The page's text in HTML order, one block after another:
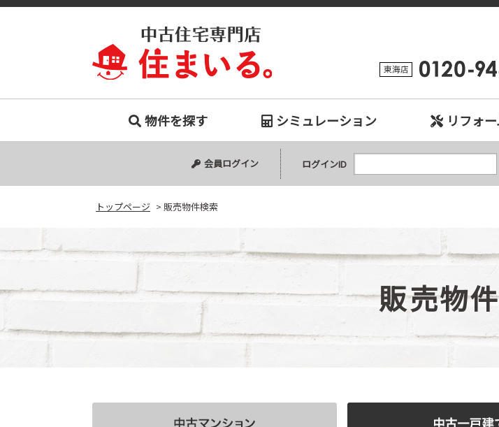
販売物件検索｜名古屋市、日進市、東郷町、豊明市、
物件を探す
中古マンション
中古一戸建て
新築一戸建て
シミュレーション リフォ
会員ログイン ログインID
トップページ > 販売物件検索
販売物